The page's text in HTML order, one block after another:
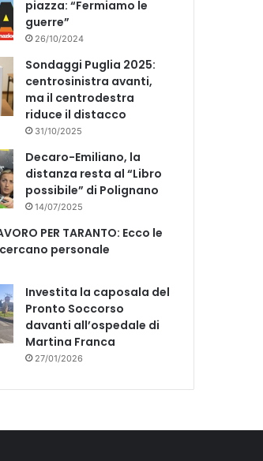
piazza: “Fermiamo le
guerre”
26/10/2024
Sondaggi Puglia 2025:
centrosinistra avanti,
ma il centrodestra
riduce il distacco
31/10/2025
Decaro-Emiliano, la
distanza resta al “Libro
possibile” di Polignano
14/07/2025
PER TARANTO: Ecco le
personale
Investita la caposala del
Pronto Soccorso
davanti all’ospedale di
Martina Franca
27/01/2026